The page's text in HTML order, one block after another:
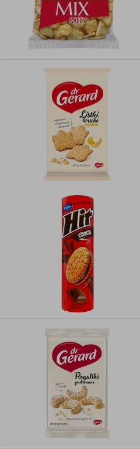
Klauzula Informacyjna (rozwiń)
Lista Zaufanych Partnerów (rozwiń)